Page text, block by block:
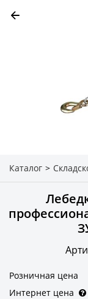
Каталог >
Розничная цена
Интернет цена